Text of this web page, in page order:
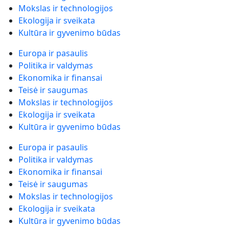
Mokslas ir technologijos
Ekologija ir sveikata
Kultūra ir gyvenimo būdas
Europa ir pasaulis
Politika ir valdymas
Ekonomika ir finansai
Teisė ir saugumas
Mokslas ir technologijos
Ekologija ir sveikata
Kultūra ir gyvenimo būdas
Europa ir pasaulis
Politika ir valdymas
Ekonomika ir finansai
Teisė ir saugumas
Mokslas ir technologijos
Ekologija ir sveikata
Kultūra ir gyvenimo būdas